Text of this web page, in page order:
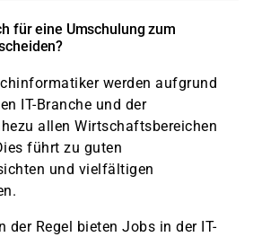
für eine Umschulung zum
werden aufgrund
IT-Branche und der
allen Wirtschaftsbereichen
führt zu guten
und vielfältigen
der Regel bieten Jobs in der IT-